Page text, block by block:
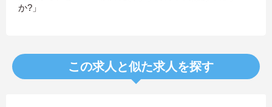
か?」
この求人と似た求人を探す